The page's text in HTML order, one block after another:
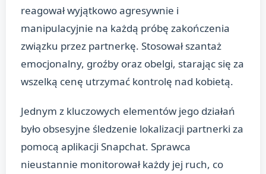
reagował wyjątkowo agresywnie i
manipulacyjnie na każdą próbę zakończenia
związku przez partnerkę. Stosował szantaż
emocjonalny, groźby oraz obelgi, starając się za
wszelką cenę utrzymać kontrolę nad kobietą.
Jednym z kluczowych elementów jego działań
było obsesyjne śledzenie lokalizacji partnerki za
pomocą aplikacji Snapchat. Sprawca
nieustannie monitorował każdy jej ruch, co